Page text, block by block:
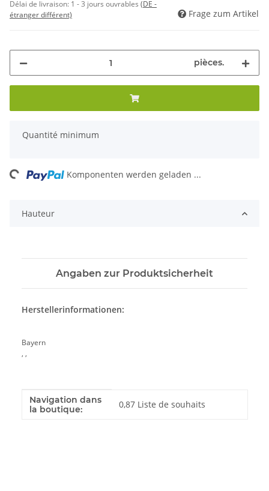
Délai de livraison: 1 - 3 jours ouvrables (DE -
étranger différent)
Frage zum Artikel
pièces.
x
Quantité minimum
Komponenten werden geladen ...
Hauteur
Angaben zur Produktsicherheit
Herstellerinformationen:
Bayern
, ,
Valeur
Fabricant
Navigation dans
la boutique:
0,87 Liste de souhaits